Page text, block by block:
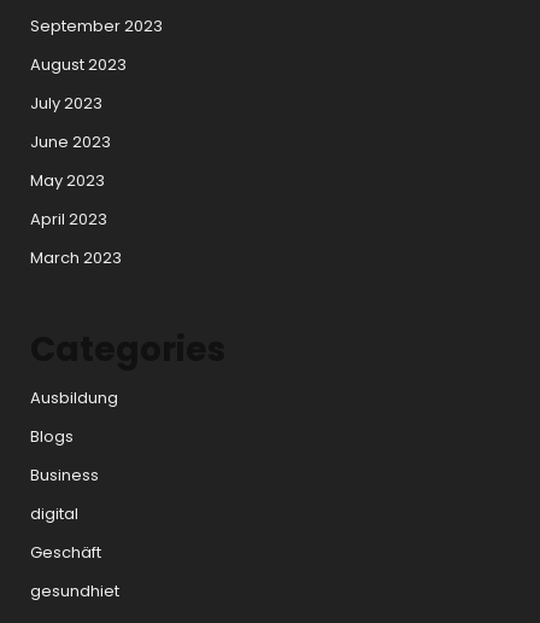
September 2023
August 2023
July 2023
June 2023
May 2023
April 2023
March 2023
Ausbildung
Blogs
Business
digital
Geschäft
gesundhiet